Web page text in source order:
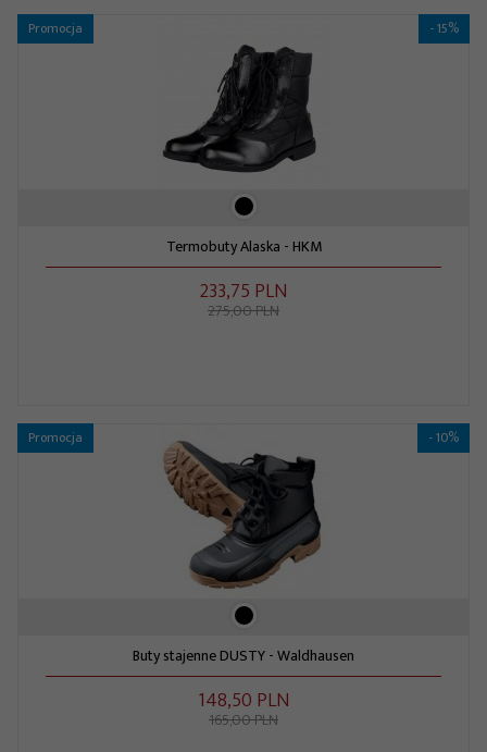
Promocja - 15%
Termobuty Alaska - HKM
233,75 PLN
275,00 PLN
Promocja - 10%
Buty stajenne DUSTY - Waldhausen
148,50 PLN
165,00 PLN